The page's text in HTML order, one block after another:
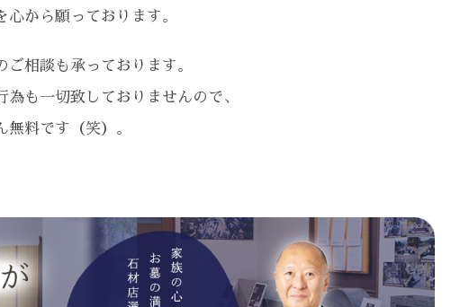
から願っております。
相談も承っております。
も一切致しておりませんので、
料です（笑）。